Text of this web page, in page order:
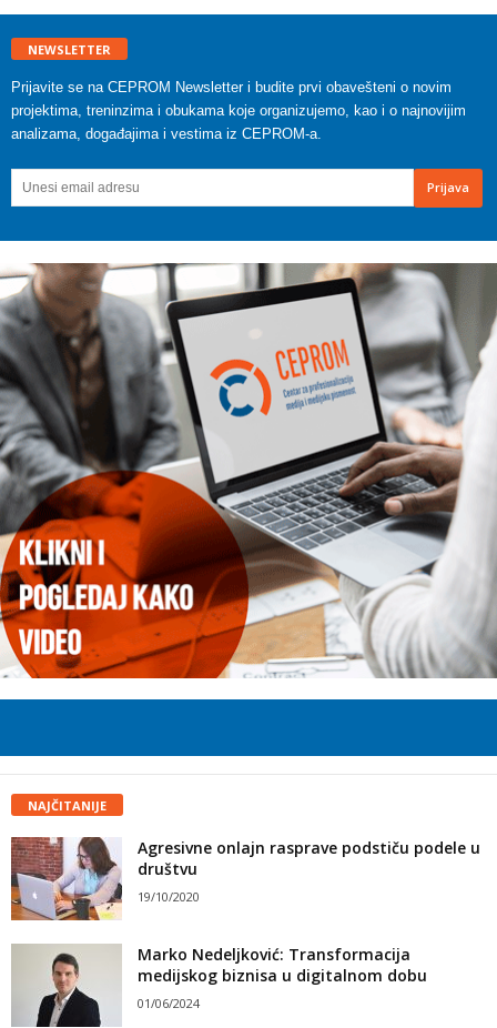
NEWSLETTER
Prijavite se na CEPROM Newsletter i budite prvi obavešteni o novim
projektima, treninzima i obukama koje organizujemo, kao i o najnovijim
analizama, događajima i vestima iz CEPROM-a.
NAJČITANIJE
Agresivne onlajn rasprave podstiču podele u
društvu
19/10/2020
Marko Nedeljković: Transformacija
medijskog biznisa u digitalnom dobu
01/06/2024